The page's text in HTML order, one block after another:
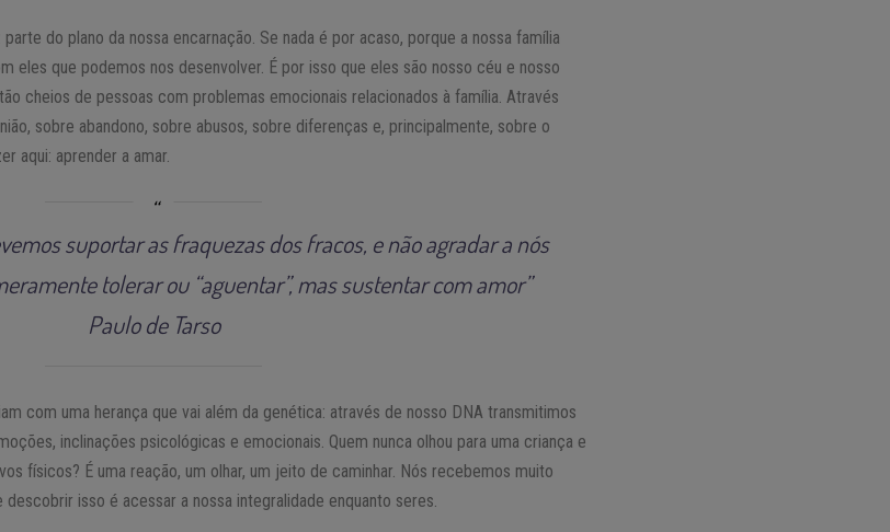
do plano da nossa encarnação. Se nada é por acaso, porque a nossa família
eles que podemos nos desenvolver. É por isso que eles são nosso céu e nosso
cheios de pessoas com problemas emocionais relacionados à família. Através
sobre abandono, sobre abusos, sobre diferenças e, principalmente, sobre o
aqui: aprender a amar.
suportar as fraquezas dos fracos, e não agradar a nós
tolerar ou “aguentar”, mas sustentar com amor”
Paulo de Tarso
com uma herança que vai além da genética: através de nosso DNA transmitimos
inclinações psicológicas e emocionais. Quem nunca olhou para uma criança e
físicos? É uma reação, um olhar, um jeito de caminhar. Nós recebemos muito
isso é acessar a nossa integralidade enquanto seres.